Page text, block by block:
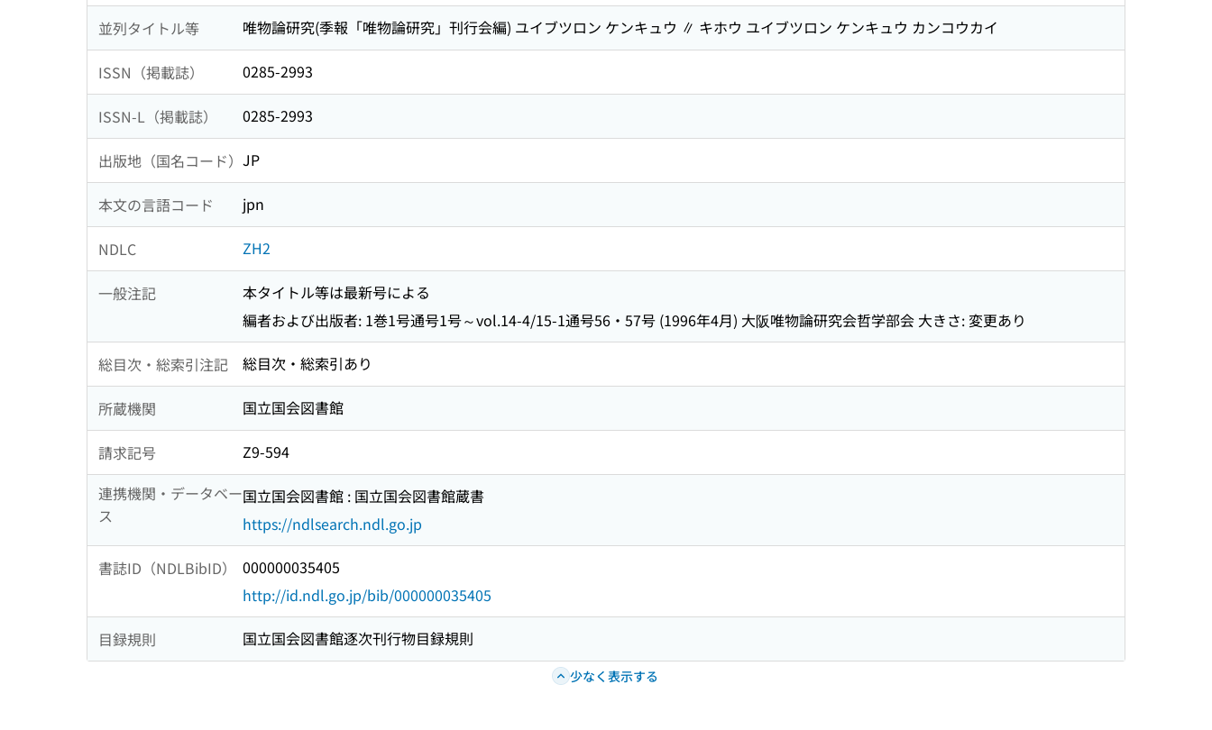
並列タイトル等 唯物論研究(季報「唯物論研究」刊行会編) ユイブツロン ケンキュウ ∥ キホウ ユイブツロン ケンキュウ カンコウカイ
ISSN（掲載誌） 0285-2993
ISSN-L（掲載誌） 0285-2993
出版地（国名コード） JP
本文の言語コード jpn
NDLC ZH2
一般注記
本タイトル等は最新号による
編者および出版者: 1巻1号通号1号～vol.14-4/15-1通号56・57号 (1996年4月) 大阪唯物論研究会哲学部会 大きさ: 変更あり
総目次・総索引注記 総目次・総索引あり
所蔵機関 国立国会図書館
請求記号
Z9-594
連携機関・データベー
ス
国立国会図書館 : 国立国会図書館蔵書
https://ndlsearch.ndl.go.jp
書誌ID（NDLBibID）
000000035405
http://id.ndl.go.jp/bib/000000035405
目録規則 国立国会図書館逐次刊行物目録規則
少なく表示する